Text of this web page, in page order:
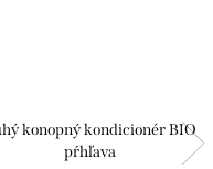
konopný kondicionér BIO
pŕhľava